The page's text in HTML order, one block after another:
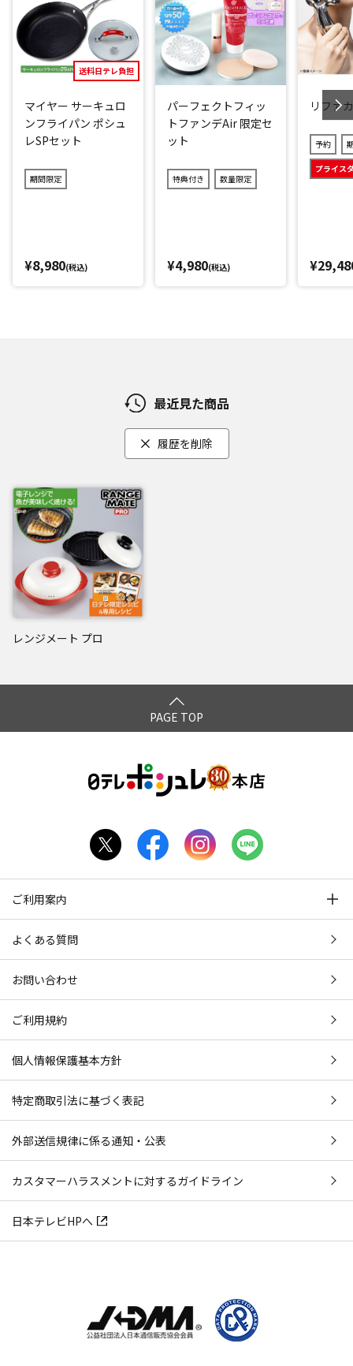
魚を焼くだけではありません！オススメの使い方は、お惣菜
の温め直し。
コロッケや唐揚げなど、約３分でパリッと美味しく仕上げる
ことができます。
他にも、蒸す、炊く、茹でる、炒める、煮るといった使い方
も可能です。
*1：特許番号第5344638号
送料日テレ負担
マイヤー サーキュロ
ンフライパン ポシュ
レSPセット
期間限定
¥8,980(税込)
パーフェクトフィッ
トファンデAir 限定セ
ット
特典付き 数量限定
¥4,980(税込)
リファ
予約
プライス
最近見た商品
履歴を削除
レンジメート プロ
PAGE TOP
ご利用案内
よくある質問
お問い合わせ
ご利用規約
個人情報保護基本方針
特定商取引法に基づく表記
外部送信規律に係る通知・公表
カスタマーハラスメントに対するガイドライン
日本テレビHPへ